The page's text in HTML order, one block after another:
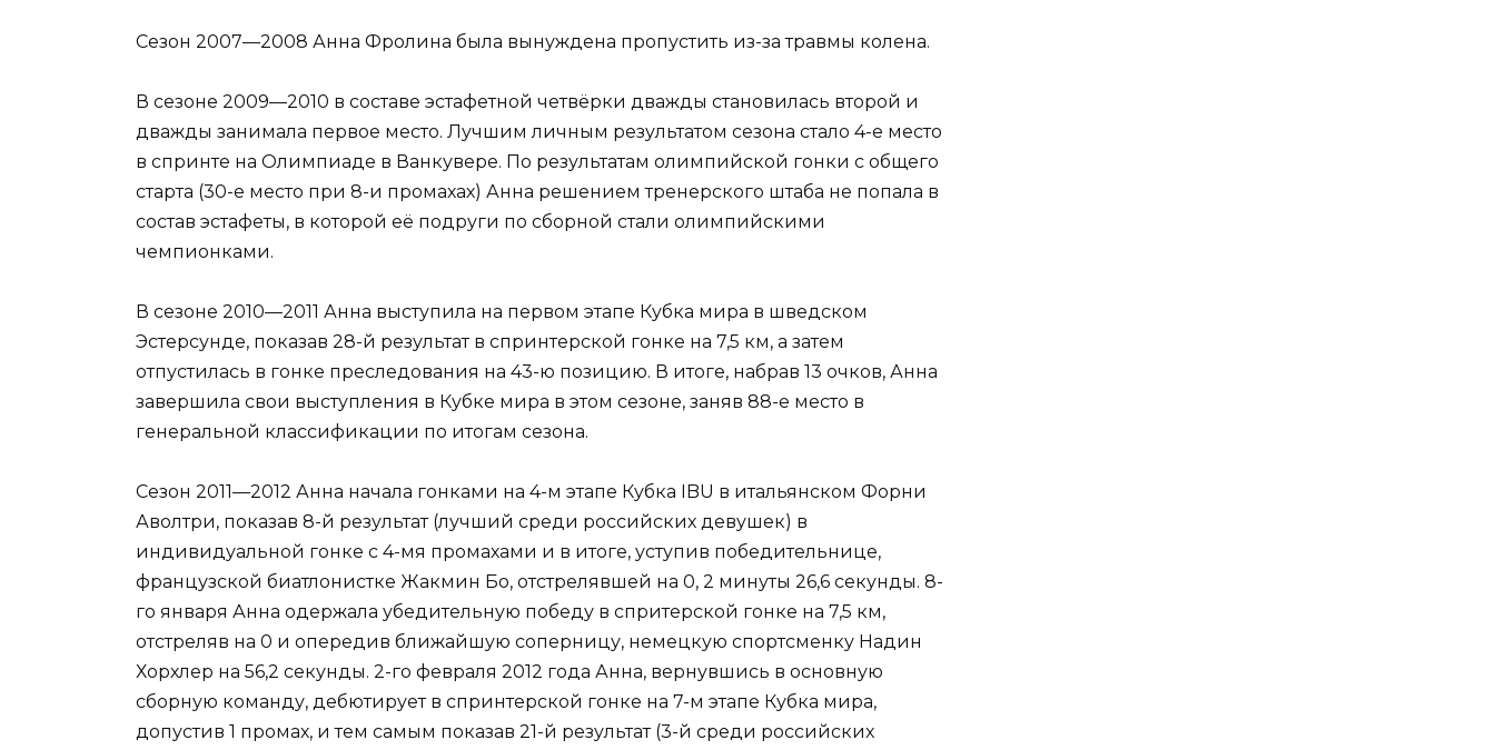
Сезон 2007—2008 Анна Фролина была вынуждена пропустить из-за травмы колена.
В сезоне 2009—2010 в составе эстафетной четвёрки дважды становилась второй и
дважды занимала первое место. Лучшим личным результатом сезона стало 4-е место
в спринте на Олимпиаде в Ванкувере. По результатам олимпийской гонки с общего
старта (30-е место при 8-и промахах) Анна решением тренерского штаба не попала в
состав эстафеты, в которой её подруги по сборной стали олимпийскими
чемпионками.
В сезоне 2010—2011 Анна выступила на первом этапе Кубка мира в шведском
Эстерсунде, показав 28-й результат в спринтерской гонке на 7,5 км, а затем
отпустилась в гонке преследования на 43-ю позицию. В итоге, набрав 13 очков, Анна
завершила свои выступления в Кубке мира в этом сезоне, заняв 88-е место в
генеральной классификации по итогам сезона.
Сезон 2011—2012 Анна начала гонками на 4-м этапе Кубка IBU в итальянском Форни
Аволтри, показав 8-й результат (лучший среди российских девушек) в
индивидуальной гонке с 4-мя промахами и в итоге, уступив победительнице,
французской биатлонистке Жакмин Бо, отстрелявшей на 0, 2 минуты 26,6 секунды. 8-
го января Анна одержала убедительную победу в спритерской гонке на 7,5 км,
отстреляв на 0 и опередив ближайшую соперницу, немецкую спортсменку Надин
Хорхлер на 56,2 секунды. 2-го февраля 2012 года Анна, вернувшись в основную
сборную команду, дебютирует в спринтерской гонке на 7-м этапе Кубка мира,
допустив 1 промах, и тем самым показав 21-й результат (3-й среди российских